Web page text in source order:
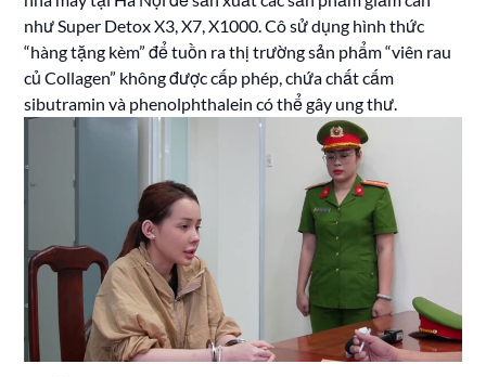
như Super Detox X3, X7, X1000. Cô sử dụng hình thức
“hàng tặng kèm” để tuồn ra thị trường sản phẩm “viên rau
củ Collagen” không được cấp phép, chứa chất cấm
sibutramin và phenolphthalein có thể gây ung thư.